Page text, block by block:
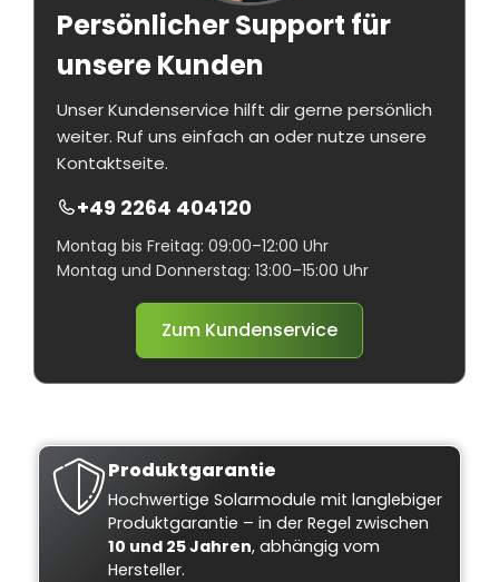
Persönlicher Support für
unsere Kunden
Unser Kundenservice hilft dir gerne persönlich
weiter. Ruf uns einfach an oder nutze unsere
Kontaktseite.
+49 2264 404120
Montag bis Freitag: 09:00–12:00 Uhr
Montag und Donnerstag: 13:00–15:00 Uhr
Zum Kundenservice
Produktgarantie
Hochwertige Solarmodule mit langlebiger
Produktgarantie – in der Regel zwischen
10 und 25 Jahren, abhängig vom
Hersteller.